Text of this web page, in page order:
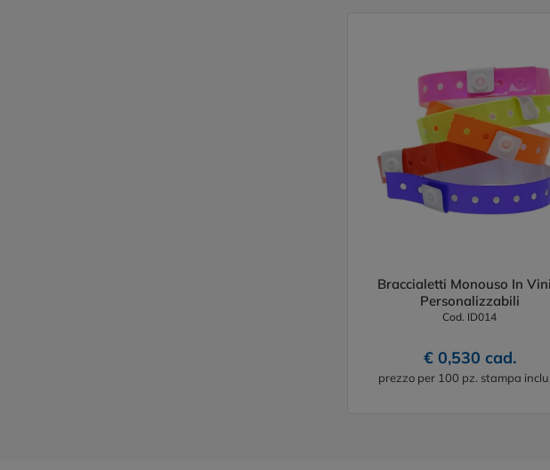
Braccialetti Monouso In
Personalizzabili
Cod. ID014
€ 0,530 cad.
prezzo per 100 pz. stampa